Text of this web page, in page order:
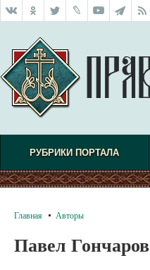
РУБРИКИ ПОРТАЛА
Главная Авторы
Павел Гончаров